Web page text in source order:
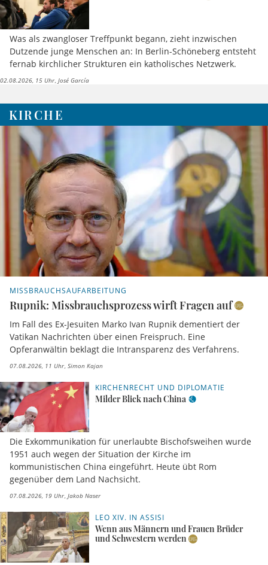
Was als zwangloser Treffpunkt begann, zieht inzwischen
Dutzende junge Menschen an: In Berlin-Schöneberg entsteht
fernab kirchlicher Strukturen ein katholisches Netzwerk.
02.08.2026, 15 Uhr José García
KIRCHE
MISSBRAUCHSAUFARBEITUNG
Rupnik: Missbrauchsprozess wirft Fragen auf
Im Fall des Ex-Jesuiten Marko Ivan Rupnik dementiert der
Vatikan Nachrichten über einen Freispruch. Eine
Opferanwältin beklagt die Intransparenz des Verfahrens.
07.08.2026, 11 Uhr Simon Kajan
KIRCHENRECHT UND DIPLOMATIE
Milder Blick nach China
Die Exkommunikation für unerlaubte Bischofsweihen wurde
1951 auch wegen der Situation der Kirche im
kommunistischen China eingeführt. Heute übt Rom
gegenüber dem Land Nachsicht.
07.08.2026, 19 Uhr Jakob Naser
LEO XIV. IN ASSISI
Wenn aus Männern und Frauen Brüder
und Schwestern werden